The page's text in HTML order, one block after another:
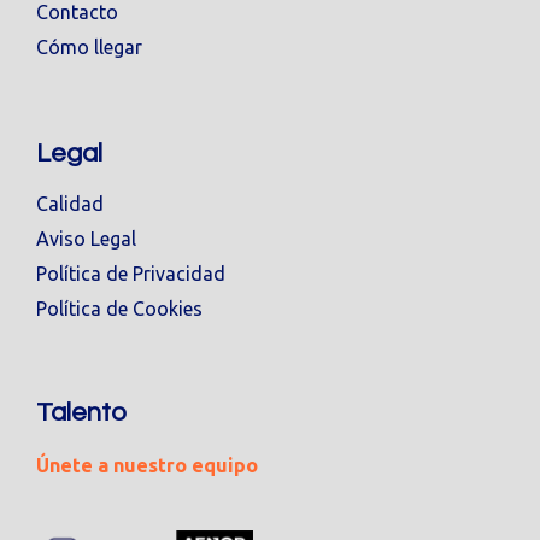
Contacto
Cómo llegar
Legal
Calidad
Aviso Legal
Política de Privacidad
Política de Cookies
Talento
Únete a nuestro equipo